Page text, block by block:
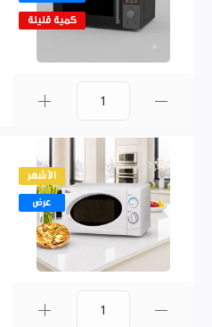
كمية قليلة
الأشهر
عرض